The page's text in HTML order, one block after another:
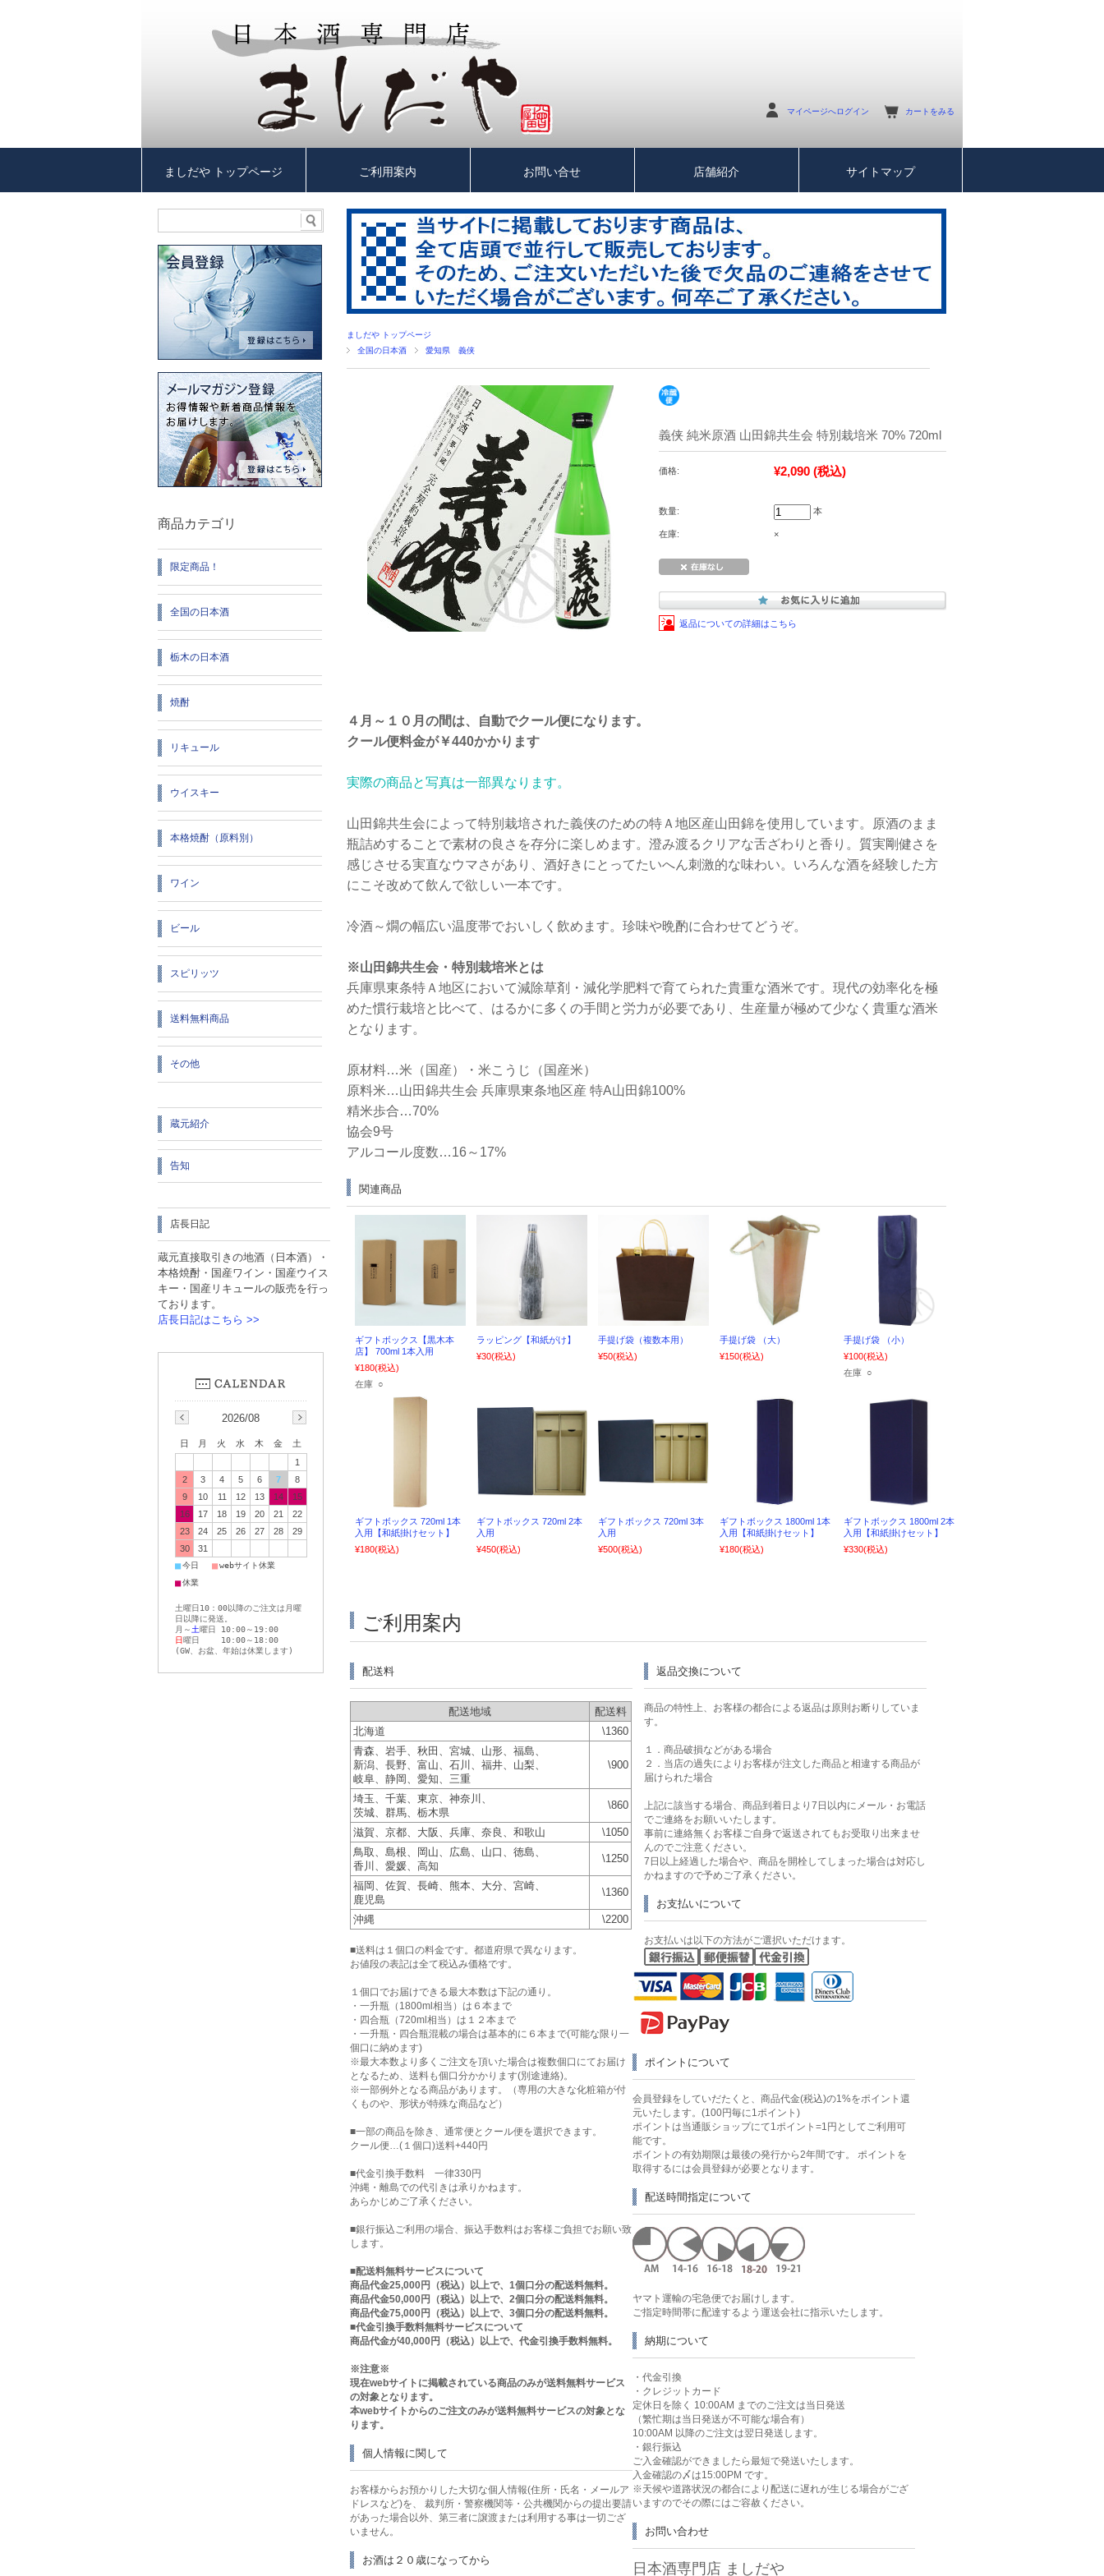
マイページへログイン カートをみる
ましだや トップページ ご利用案内 お問い合せ 店舗紹介 サイトマップ
ましだや トップページ
全国の日本酒
愛知県 義侠
義侠 純米原酒 山田錦共生会 特別栽培米 70% 720ml
価格: ¥2,090 (税込)
数量: 本
在庫: ×
返品についての詳細はこちら
４月～１０月の間は、自動でクール便になります。
クール便料金が￥440かかります
実際の商品と写真は一部異なります。
山田錦共生会によって特別栽培された義侠のための特Ａ地区産山田錦を使用しています。原酒のまま
瓶詰めすることで素材の良さを存分に楽しめます。澄み渡るクリアな舌ざわりと香り。質実剛健さを
感じさせる実直なウマさがあり、酒好きにとってたいへん刺激的な味わい。いろんな酒を経験した方
にこそ改めて飲んで欲しい一本です。
冷酒～燗の幅広い温度帯でおいしく飲めます。珍味や晩酌に合わせてどうぞ。
※山田錦共生会・特別栽培米とは
兵庫県東条特Ａ地区において減除草剤・減化学肥料で育てられた貴重な酒米です。現代の効率化を極
めた慣行栽培と比べて、はるかに多くの手間と労力が必要であり、生産量が極めて少なく貴重な酒米
となります。
原材料…米（国産）・米こうじ（国産米）
原料米…山田錦共生会 兵庫県東条地区産 特A山田錦100%
精米歩合…70%
協会9号
アルコール度数…16～17%
関連商品
ギフトボックス【黒木本
店】 700ml 1本入用
¥180(税込)
在庫 ○
ラッピング【和紙がけ】
¥30(税込)
手提げ袋（複数本用）
¥50(税込)
手提げ袋 （大）
¥150(税込)
手提げ袋 （小）
¥100(税込)
在庫 ○
ギフトボックス 720ml 1本
入用【和紙掛けセット】
¥180(税込)
ギフトボックス 720ml 2本
入用
¥450(税込)
ギフトボックス 720ml 3本
入用
¥500(税込)
ギフトボックス 1800ml 1本
入用【和紙掛けセット】
¥180(税込)
ギフトボックス 1800ml 2本
入用【和紙掛けセット】
¥330(税込)
ご利用案内
配送料
配送地域
配送料
北海道
\1360
青森、岩手、秋田、宮城、山形、福島、
新潟、長野、富山、石川、福井、山梨、
岐阜、静岡、愛知、三重
\900
埼玉、千葉、東京、神奈川、
茨城、群馬、栃木県
\860
滋賀、京都、大阪、兵庫、奈良、和歌山
\1050
鳥取、島根、岡山、広島、山口、徳島、
香川、愛媛、高知
\1250
福岡、佐賀、長崎、熊本、大分、宮崎、
鹿児島
\1360
沖縄 \2200
■送料は１個口の料金です。都道府県で異なります。
お値段の表記は全て税込み価格です。
１個口でお届けできる最大本数は下記の通り。
・一升瓶（1800ml相当）は６本まで
・四合瓶（720ml相当）は１２本まで
・一升瓶・四合瓶混載の場合は基本的に６本まで(可能な限り一
個口に納めます)
※最大本数より多くご注文を頂いた場合は複数個口にてお届け
となるため、送料も個口分かかります(別途連絡)。
※一部例外となる商品があります。（専用の大きな化粧箱が付
くものや、形状が特殊な商品など）
■一部の商品を除き、通常便とクール便を選択できます。
クール便…(１個口)送料+440円
■代金引換手数料 一律330円
沖縄・離島での代引きは承りかねます。
あらかじめご了承ください。
■銀行振込ご利用の場合、振込手数料はお客様ご負担でお願い致
します。
■配送料無料サービスについて
商品代金25,000円（税込）以上で、1個口分の配送料無料。
商品代金50,000円（税込）以上で、2個口分の配送料無料。
商品代金75,000円（税込）以上で、3個口分の配送料無料。
■代金引換手数料無料サービスについて
商品代金が40,000円（税込）以上で、代金引換手数料無料。
※注意※
現在webサイトに掲載されている商品のみが送料無料サービス
の対象となります。
本webサイトからのご注文のみが送料無料サービスの対象とな
ります。
個人情報に関して
お客様からお預かりした大切な個人情報(住所・氏名・メールア
ドレスなど)を、 裁判所・警察機関等・公共機関からの提出要請
があった場合以外、第三者に譲渡または利用する事は一切ござ
いません。
お酒は２０歳になってから
返品交換について
商品の特性上、お客様の都合による返品は原則お断りしていま
す。
１．商品破損などがある場合
２．当店の過失によりお客様が注文した商品と相違する商品が
届けられた場合
上記に該当する場合、商品到着日より7日以内にメール・お電話
でご連絡をお願いいたします。
事前に連絡無くお客様ご自身で返送されてもお受取り出来ませ
んのでご注意ください。
7日以上経過した場合や、商品を開栓してしまった場合は対応し
かねますので予めご了承ください。
お支払いについて
お支払いは以下の方法がご選択いただけます。
ポイントについて
会員登録をしていだたくと、商品代金(税込)の1%をポイント還
元いたします。(100円毎に1ポイント)
ポイントは当通販ショップにて1ポイント=1円としてご利用可
能です。
ポイントの有効期限は最後の発行から2年間です。 ポイントを
取得するには会員登録が必要となります。
配送時間指定について
ヤマト運輸の宅急便でお届けします。
ご指定時間帯に配達するよう運送会社に指示いたします。
納期について
・代金引換
・クレジットカード
定休日を除く 10:00AM までのご注文は当日発送
（繁忙期は当日発送が不可能な場合有）
10:00AM 以降のご注文は翌日発送します。
・銀行振込
ご入金確認ができましたら最短で発送いたします。
入金確認の〆は15:00PM です。
※天候や道路状況の都合により配送に遅れが生じる場合がござ
いますのでその際にはご容赦ください。
お問い合わせ
日本酒専門店 ましだや
商品カテゴリ
限定商品！
全国の日本酒
栃木の日本酒
焼酎
リキュール
ウイスキー
本格焼酎（原料別）
ワイン
ビール
スピリッツ
送料無料商品
その他
蔵元紹介
告知
店長日記
蔵元直接取引きの地酒（日本酒）・
本格焼酎・国産ワイン・国産ウイス
キー・国産リキュールの販売を行っ
ております。
店長日記はこちら >>
2026/08
日 月 火 水 木 金
土
1
2
3 4 5 6 7
8
9
10 11 12 13 14
15
16
17 18 19 20 21
22
23
24 25 26 27 28
29
30
31
■今日 ■webサイト休業
■休業
土曜日10：00以降のご注文は月曜
日以降に発送。
月～ 土曜日 10:00～19:00
日曜日 10:00～18:00
(GW、お盆、年始は休業します)